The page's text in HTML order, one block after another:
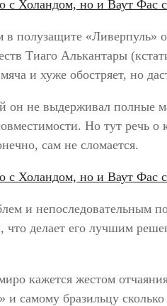
«Ливерпуль»
Тиаго Алькантары
и хуже обостряет, но
он не выдерживал
Но тут речь
сам не сломается.
и непоследовательным
что делает его лучшим
кажется жестом
самому бразильцу